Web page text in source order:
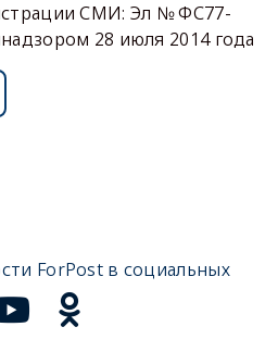
СМИ: Эл № ФС77-
28 июля 2014 года
ForPost в социальных